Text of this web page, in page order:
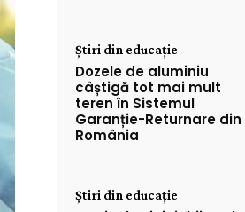
Știri din educație
Dozele de aluminiu
câștigă tot mai mult
teren în Sistemul
Garanție-Returnare din
România
Știri din educație